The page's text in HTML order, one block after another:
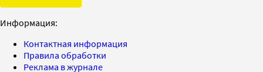
Информация:
Контактная информация
Правила обработки
Реклама в журнале